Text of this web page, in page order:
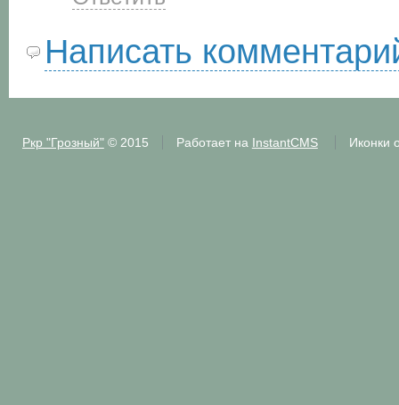
Написать
Ркр "Грозный"© 2015 Работает на InstantCMS Иконки